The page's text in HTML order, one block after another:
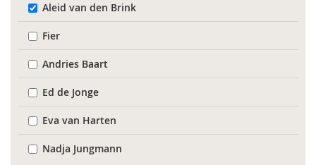
Aleid van den Brink
Fier
Andries Baart
Ed de Jonge
Eva van Harten
Nadja Jungmann